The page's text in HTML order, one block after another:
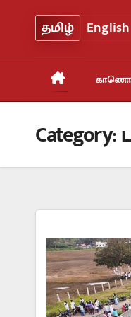
content
தமிழ் English
Category: